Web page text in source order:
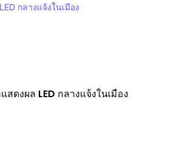
สดงผล LED กลางแจ้งในเมือง